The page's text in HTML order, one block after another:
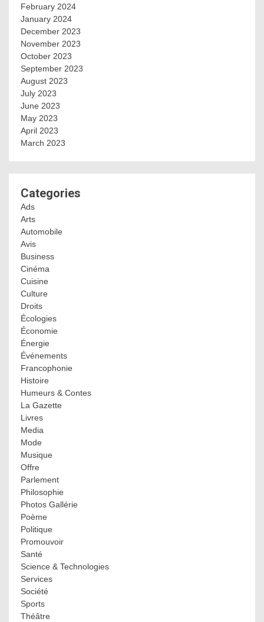
February 2024
January 2024
December 2023
November 2023
October 2023
September 2023
August 2023
July 2023
June 2023
May 2023
April 2023
March 2023
Categories
Ads
Arts
Automobile
Avis
Business
Cinéma
Cuisine
Culture
Droits
Écologies
Économie
Énergie
Événements
Francophonie
Histoire
Humeurs & Contes
La Gazette
Livres
Media
Mode
Musique
Offre
Parlement
Philosophie
Photos Gallérie
Poème
Politique
Promouvoir
Santé
Science & Technologies
Services
Société
Sports
Théâtre